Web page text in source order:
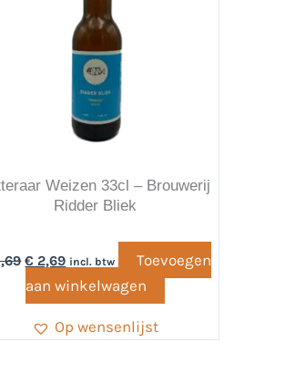
Weizen 33cl – Brouwerij
Ridder Bliek
€ 2,69 incl. btw
Toevoegen
aan winkelwagen
Op wensenlijst